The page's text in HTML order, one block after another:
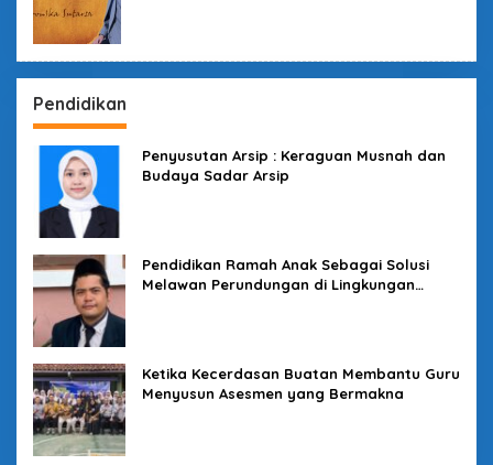
Pendidikan
Penyusutan Arsip : Keraguan Musnah dan
Budaya Sadar Arsip
Pendidikan Ramah Anak Sebagai Solusi
Melawan Perundungan di Lingkungan
Ketika Kecerdasan Buatan Membantu Guru
Menyusun Asesmen yang Bermakna